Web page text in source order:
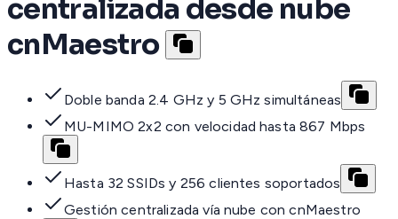
centralizada desde nube
cnMaestro
Doble banda 2.4 GHz y 5 GHz simultáneas
MU-MIMO 2x2 con velocidad hasta 867 Mbps
Hasta 32 SSIDs y 256 clientes soportados
Gestión centralizada vía nube con cnMaestro